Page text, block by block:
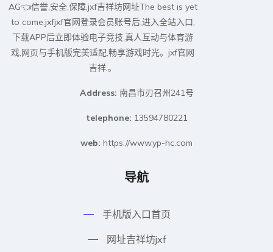
AG👈信誉,安全,保障,jxf吉祥坊网址The best is yet
to come.jxfjxf官网登录会员账号后,进入全站入口,
下载APP后立即体验电子竞技,真人互动与体育游
戏,网页与手机版完美适配,畅享游戏时光。jxf官网
吉祥.。
Address: 南昌市刃召州241号
telephone: 13594780221
web: https://www.yp-hc.com
导航
手机版入口首页
网址吉祥坊jxf